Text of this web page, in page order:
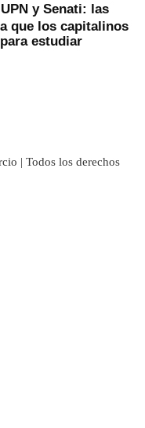
UPN y Senati: las
que los capitalinos
estudiar
| Todos los derechos